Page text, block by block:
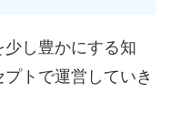
少し豊かにする知
トで運営していき